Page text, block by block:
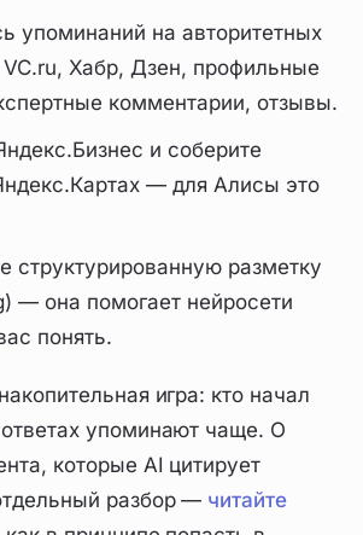
упоминаний на авторитетных
Хабр, Дзен, профильные
комментарии, отзывы.
и соберите
— для Алисы это
структурированную разметку
— она помогает нейросети
понять.
игра: кто начал
упоминают чаще. О
которые AI цитирует
разбор — читайте